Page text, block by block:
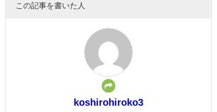
この記事を書いた人
koshirohiroko3